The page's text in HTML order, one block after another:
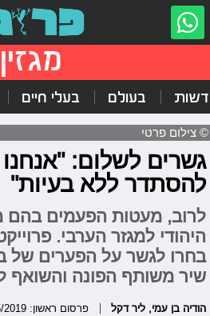
מגזין
בעולם בעלי חיים
© צילום פרטי
גשרים לשלום: "אנחנו
להסתדר ללא בעיות"
לרוב, מעטות הפעמים בהם
היהודי למגזר הערבי.
בחרו לגשר על הפערים של
שיר משותף הפונה והשואף
הודיה בן עמי, ליר דקל פרסום ראשון: 29/05/2019, 16:09